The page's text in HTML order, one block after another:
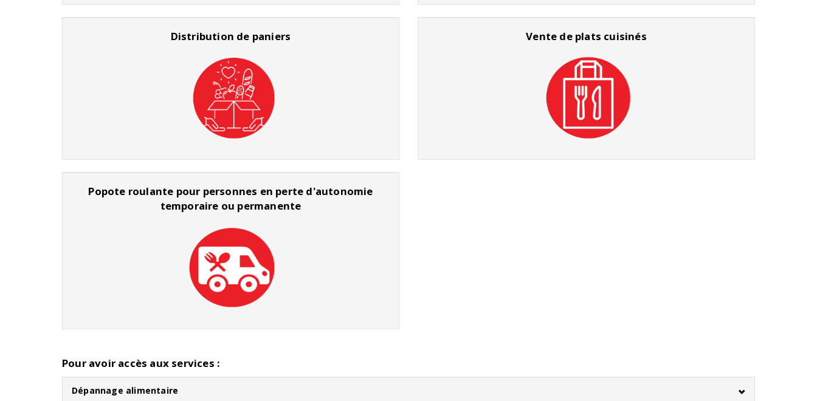
Distribution de paniers
Popote roulante pour personnes en perte d'autonomie
temporaire ou permanente
Vente de plats cuisinés
Pour avoir accès aux services :
Dépannage alimentaire